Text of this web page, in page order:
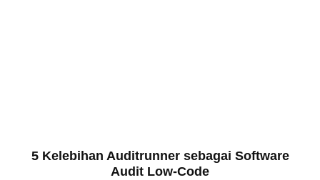
5 Kelebihan Auditrunner sebagai Software
Audit Low-Code